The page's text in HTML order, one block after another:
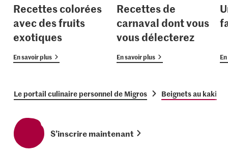
Recettes colorées
avec des fruits
exotiques
En savoir plus
Recettes de
carnaval dont vous
vous délecterez
En savoir plus
Le portail culinaire personnel de Migros Beignets au kaki
S’inscrire maintenant